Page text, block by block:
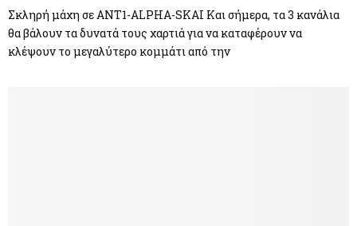
Σκληρή μάχη σε ANT1-ALPHA-SKAI Και σήμερα, τα 3 κανάλια
θα βάλουν τα δυνατά τους χαρτιά για να καταφέρουν να
κλέψουν το μεγαλύτερο κομμάτι από την